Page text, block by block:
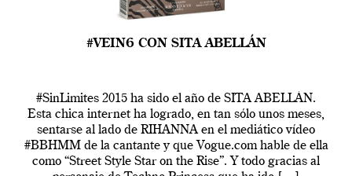
#VEIN6 CON SITA ABELLÁN
#SinLimites 2015 ha sido el año de SITA ABELLÁN.
Esta chica internet ha logrado, en tan sólo unos meses,
sentarse al lado de RIHANNA en el mediático vídeo
#BBHMM de la cantante y que Vogue.com hable de ella
como “Street Style Star on the Rise”. Y todo gracias al